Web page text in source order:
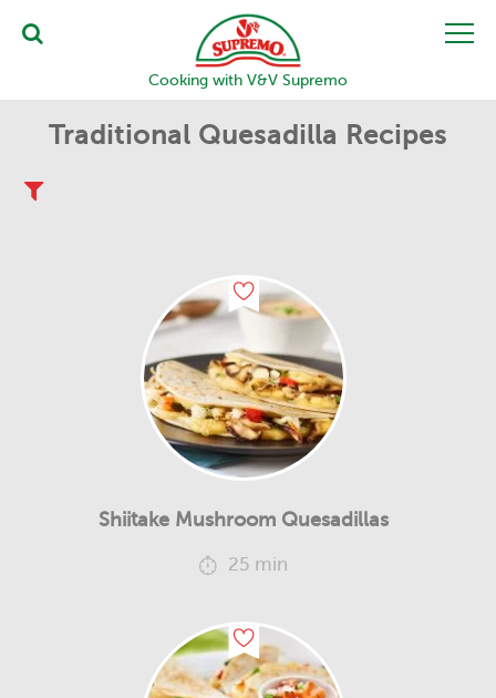
Cooking with V&V Supremo
Traditional Quesadilla Recipes
Shiitake Mushroom Quesadillas
25 min